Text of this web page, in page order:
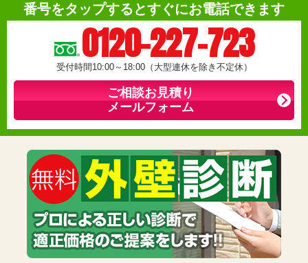
番号をタップするとすぐにお電話できます
0120-227-723
受付時間10:00～18:00（大型連休を除き不定休）
ご相談お見積り
メールフォーム